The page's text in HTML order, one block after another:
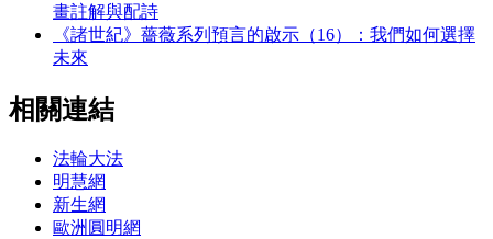
畫註解與配詩
《諸世紀》薔薇系列預言的啟示（16）：我們如何選擇
未來
相關連結
法輪大法
明慧網
新生網
歐洲圓明網